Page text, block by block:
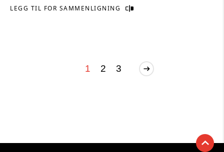
LEGG TIL FOR SAMMENLIGNING
1 2 3